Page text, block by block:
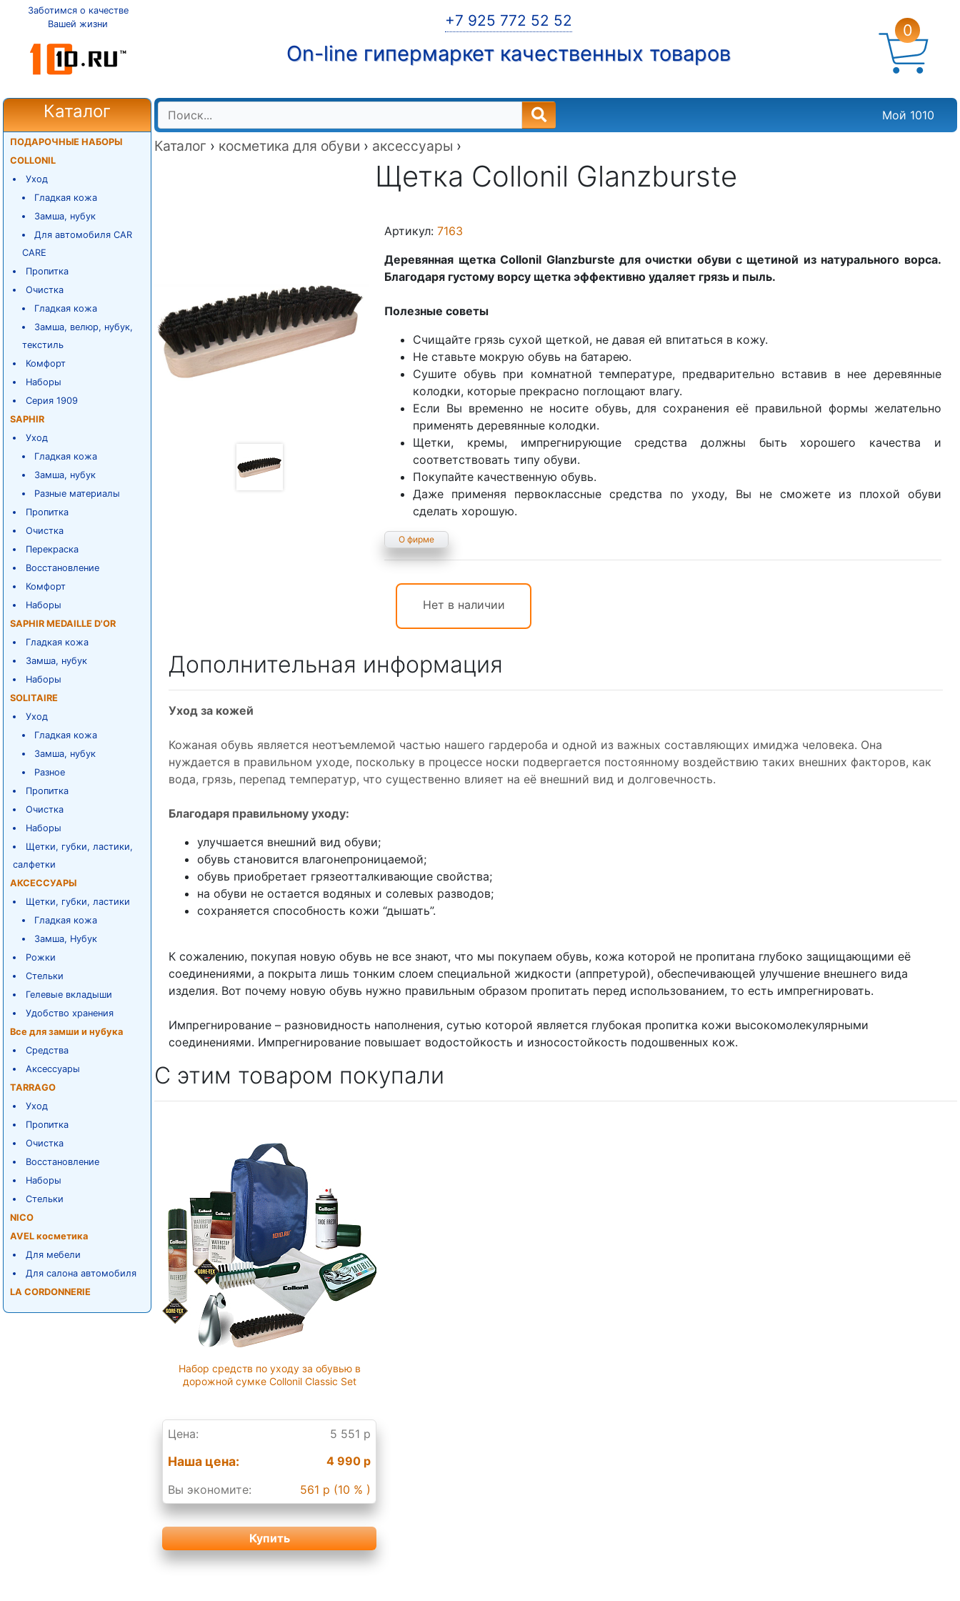
Заботимся о качестве
Вашей жизни
+7 925 772 52 52
On-line гипермаркет качественных товаров
0
Каталог
ПОДАРОЧНЫЕ НАБОРЫ
COLLONIL
Уход
Гладкая кожа
Замша, нубук
Для автомобиля CAR
CARE
Пропитка
Очистка
Гладкая кожа
Замша, велюр, нубук,
текстиль
Комфорт
Наборы
Серия 1909
SAPHIR
Уход
Гладкая кожа
Замша, нубук
Разные материалы
Пропитка
Очистка
Перекраска
Восстановление
Комфорт
Наборы
SAPHIR MEDAILLE D'OR
Гладкая кожа
Замша, нубук
Наборы
SOLITAIRE
Уход
Гладкая кожа
Замша, нубук
Разное
Пропитка
Очистка
Наборы
Щетки, губки, ластики,
салфетки
АКСЕССУАРЫ
Щетки, губки, ластики
Гладкая кожа
Замша, Нубук
Рожки
Стельки
Гелевые вкладыши
Удобство хранения
Все для замши и нубука
Средства
Аксессуары
TARRAGO
Уход
Пропитка
Очистка
Восстановление
Наборы
Стельки
NICO
AVEL косметика
Для мебели
Для салона автомобиля
LA CORDONNERIE
Мой 1010
Каталог › косметика для обуви › аксессуары ›
Щетка Collonil Glanzburste
Артикул:7163
Деревянная щетка Collonil Glanzburste для очистки обуви с щетиной из натурального ворса.
Благодаря густому ворсу щетка эффективно удаляет грязь и пыль.
Полезные советы
Счищайте грязь сухой щеткой, не давая ей впитаться в кожу.
Не ставьте мокрую обувь на батарею.
Сушите обувь при комнатной температуре, предварительно вставив в нее деревянные
колодки, которые прекрасно поглощают влагу.
Если Вы временно не носите обувь, для сохранения её правильной формы желательно
применять деревянные колодки.
Щетки, кремы, импрегнирующие средства должны быть хорошего качества и
соответствовать типу обуви.
Покупайте качественную обувь.
Даже применяя первоклассные средства по уходу, Вы не сможете из плохой обуви
сделать хорошую.
О фирме
Нет в наличии
Дополнительная информация
Уход за кожей
Кожаная обувь является неотъемлемой частью нашего гардероба и одной из важных составляющих имиджа человека. Она
нуждается в правильном уходе, поскольку в процессе носки подвергается постоянному воздействию таких внешних факторов, как
вода, грязь, перепад температур, что существенно влияет на её внешний вид и долговечность.
Благодаря правильному уходу:
улучшается внешний вид обуви;
обувь становится влагонепроницаемой;
обувь приобретает грязеотталкивающие свойства;
на обуви не остается водяных и солевых разводов;
сохраняется способность кожи “дышать”.
К сожалению, покупая новую обувь не все знают, что мы покупаем обувь, кожа которой не пропитана глубоко защищающими её
соединениями, а покрыта лишь тонким слоем специальной жидкости (аппретурой), обеспечивающей улучшение внешнего вида
изделия. Вот почему новую обувь нужно правильным образом пропитать перед использованием, то есть импрегнировать.
Импрегнирование – разновидность наполнения, сутью которой является глубокая пропитка кожи высокомолекулярными
соединениями. Импрегнирование повышает водостойкость и износостойкость подошвенных кож.
С этим товаром покупали
Набор средств по уходу за обувью в
дорожной сумке Collonil Classic Set
Цена: 5 551 р
Наша цена:
4 990 р
Вы экономите:
561 р (10 % )
Купить